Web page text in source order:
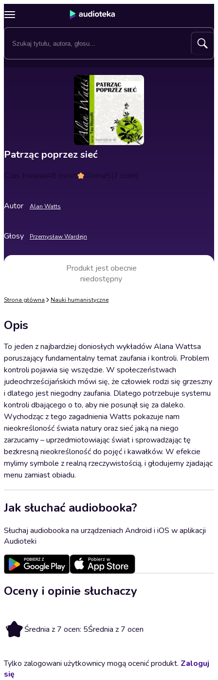
Patrząc poprzez sieć
Czas trwania48 minut Ocena5(7 ocen)
Autor Alan Watts
Głosy Przemysław Wardejn
Produkt jest obecnie
niedostępny
Strona główna Nauki humanistyczne
Opis
To jeden z najbardziej doniosłych wykładów Alana Wattsa
poruszający fundamentalny temat zaufania i kontroli. Problem
kontroli pojawia się wszędzie. W społeczeństwach
judeochrześcijańskich mówi się, że człowiek rodzi się grzeszny
i dlatego jest niegodny zaufania. Dlatego potrzebuje systemu
kontroli dbającego o to, aby nie posunął się za daleko.
Wychodząc z tego zagadnienia Watts pokazuje nam
nieokreśloność świata natury oraz sieć jaką na niego
zarzucamy – uprzedmiotowiając świat i sprowadzając tę
bezkresną nieokreśloność do pojęć i kawałków. W efekcie
mylimy symbole z realną rzeczywistością, i głodujemy zjadając
menu zamiast obiadu.
Jak słuchać audiobooka?
Słuchaj audiobooka na urządzeniach Android i iOS w aplikacji
Audioteki
Oceny i opinie słuchaczy
5 Średnia z 7 ocen: 5Średnia z 7 ocen
Tylko zalogowani użytkownicy mogą ocenić produkt. Zaloguj
się